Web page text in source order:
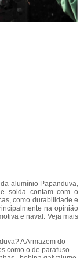
alumínio Papanduva,
solda contam com o
como durabilidade e
na opinião
e naval. Veja mais
A Armazem do
como o de parafuso